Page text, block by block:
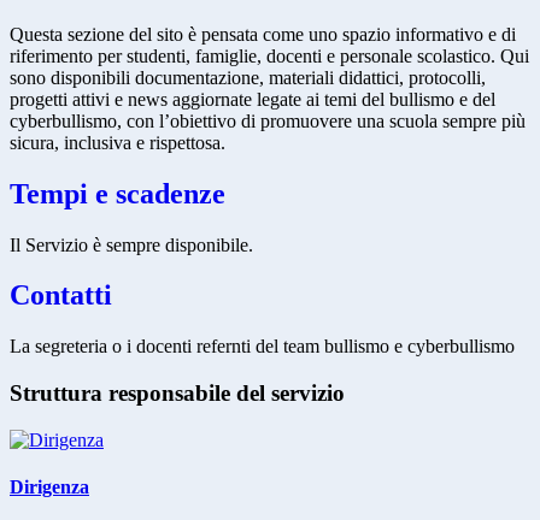
Questa sezione del sito è pensata come uno spazio informativo e di
riferimento per studenti, famiglie, docenti e personale scolastico. Qui
sono disponibili documentazione, materiali didattici, protocolli,
progetti attivi e news aggiornate legate ai temi del bullismo e del
cyberbullismo, con l’obiettivo di promuovere una scuola sempre più
sicura, inclusiva e rispettosa.
Tempi e scadenze
Il Servizio è sempre disponibile.
Contatti
La segreteria o i docenti refernti del team bullismo e cyberbullismo
Struttura responsabile del servizio
Dirigenza